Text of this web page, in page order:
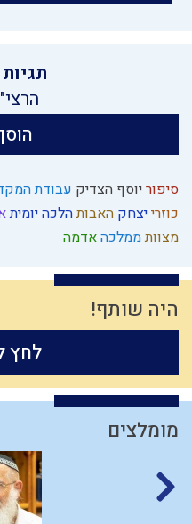
סיפוריוסף הצדיק עבודת
כוזרייצחק האבותהלכה יומית
מצוותממלכהאדמה
היה שותף!
לחץ
מומלצים